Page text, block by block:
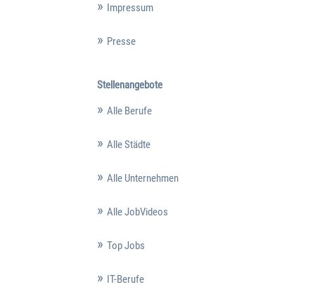
Impressum
Presse
Stellenangebote
Alle Berufe
Alle Städte
Alle Unternehmen
Alle JobVideos
Top Jobs
IT-Berufe